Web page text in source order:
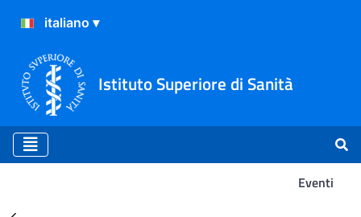
Istituto Superiore di Sanità
Eventi